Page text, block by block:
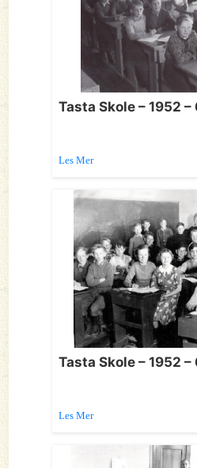
Tasta Skole – 1952
Les Mer
Tasta Skole – 1952
Les Mer